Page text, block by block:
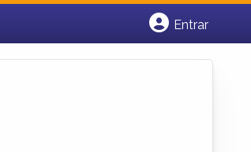
Entrar